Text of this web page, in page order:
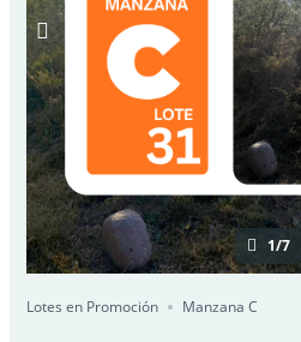
1/7
Lotes en Promoción Manzana C